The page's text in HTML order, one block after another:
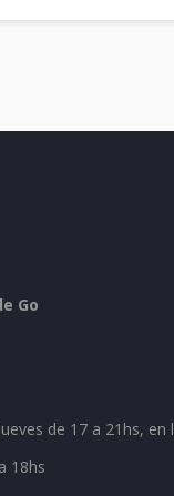
Go
Jueves de 17 a 21hs, en
18hs